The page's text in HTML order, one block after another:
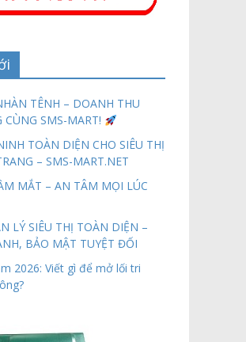
TÊNH – DOANH THU
CÙNG SMS-MART!
TOÀN DIỆN CHO SIÊU THỊ
– SMS-MART.NET
MẮT – AN TÂM MỌI LÚC
LÝ SIÊU THỊ TOÀN DIỆN –
BẢO MẬT TUYỆT ĐỐI
2026: Viết gì để mở lối tri